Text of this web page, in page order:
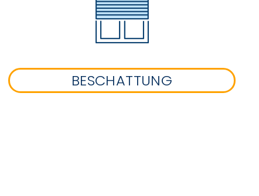
BESCHATTUNG